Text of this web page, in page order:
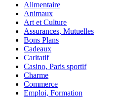
Alimentaire
Animaux
Art et Culture
Assurances, Mutuelles
Bons Plans
Cadeaux
Caritatif
Casino, Paris sportif
Charme
Commerce
Emploi, Formation